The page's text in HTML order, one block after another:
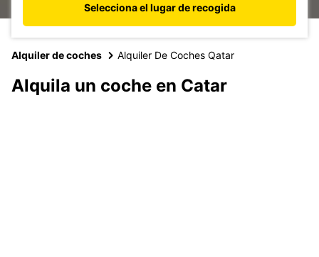
Selecciona el lugar de recogida
Alquiler de coches Alquiler De Coches Qatar
Alquila un coche en Catar